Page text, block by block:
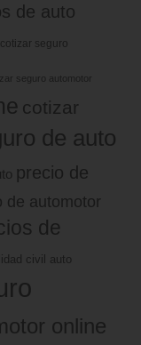
de auto
cotizar seguro
seguro automotor
cotizar
de auto
precio de
de automotor
de
civil auto
online